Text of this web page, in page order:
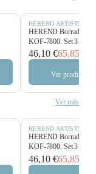
HEREND ARTISTS
HEREND Borrador
KOF-7800. Set 3
46,10 €65,85 €
Ver producto
Ver más
HEREND ARTISTS
HEREND Borrador
KOF-7800. Set 3
46,10 €65,85 €